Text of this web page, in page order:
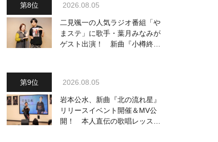
2026.08.05
二見颯一の人気ラジオ番組「や
まステ」に歌手・葉月みなみが
ゲスト出演！ 新曲『小樽終着
2026.08.05
岩本公水、新曲『北の流れ星』
リリースイベント開催＆MV公
開！ 本人直伝の歌唱レッスン